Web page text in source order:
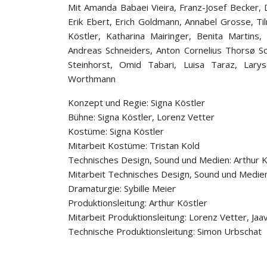
Mit Amanda Babaei Vieira, Franz-Josef
Erik Ebert, Erich Goldmann, Annabel Grosse,
Köstler, Katharina Mairinger, Benita Martins,
Andreas Schneiders, Anton Cornelius Thorsø
Steinhorst, Omid Tabari, Luisa Taraz,
Worthmann
Konzept und Regie: Signa Köstler
Bühne: Signa Köstler, Lorenz Vetter
Kostüme: Signa Köstler
Mitarbeit Kostüme: Tristan Kold
Technisches Design, Sound und Medien: Arthur
Mitarbeit Technisches Design, Sound und
Dramaturgie: Sybille Meier
Produktionsleitung: Arthur Köstler
Mitarbeit Produktionsleitung: Lorenz Vetter,
Technische Produktionsleitung: Simon Urbschat